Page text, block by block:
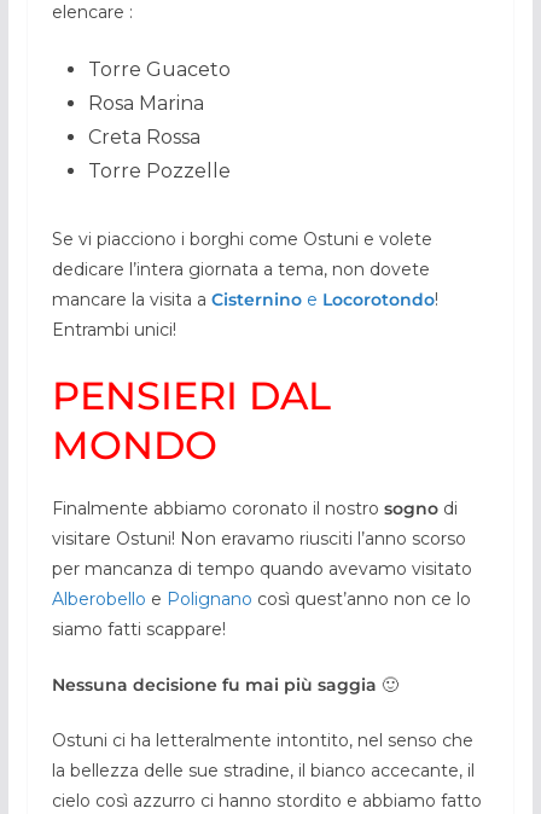
elencare :
Torre Guaceto
Rosa Marina
Creta Rossa
Torre Pozzelle
Se vi piacciono i borghi come Ostuni e volete
dedicare l’intera giornata a tema, non dovete
mancare la visita a Cisterninoe Locorotondo!
Entrambi unici!
PENSIERI DAL
MONDO
Finalmente abbiamo coronato il nostro sognodi
visitare Ostuni! Non eravamo riusciti l’anno scorso
per mancanza di tempo quando avevamo visitato
Alberobello e Polignano così quest’anno non ce lo
siamo fatti scappare!
Nessuna decisione fu mai più saggia 🙂
Ostuni ci ha letteralmente intontito, nel senso che
la bellezza delle sue stradine, il bianco accecante, il
cielo così azzurro ci hanno stordito e abbiamo fatto